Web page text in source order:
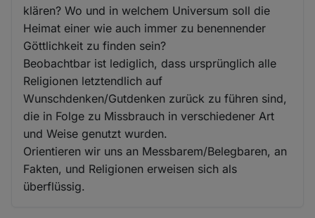
klären? Wo und in welchem Universum soll die
Heimat einer wie auch immer zu benennender
Göttlichkeit zu finden sein?
Beobachtbar ist lediglich, dass ursprünglich alle
Religionen letztendlich auf
Wunschdenken/Gutdenken zurück zu führen sind,
die in Folge zu Missbrauch in verschiedener Art
und Weise genutzt wurden.
Orientieren wir uns an Messbarem/Belegbaren, an
Fakten, und Religionen erweisen sich als
überflüssig.